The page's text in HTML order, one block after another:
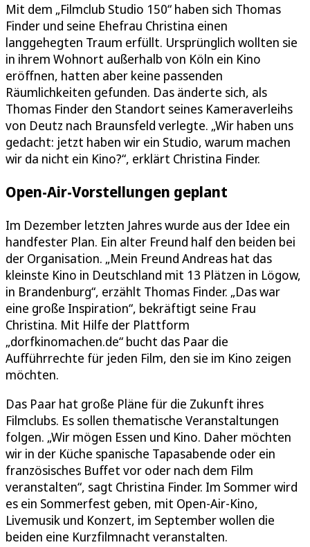
Mit dem „Filmclub Studio 150“ haben sich Thomas
Finder und seine Ehefrau Christina einen
langgehegten Traum erfüllt. Ursprünglich wollten sie
in ihrem Wohnort außerhalb von Köln ein Kino
eröffnen, hatten aber keine passenden
Räumlichkeiten gefunden. Das änderte sich, als
Thomas Finder den Standort seines Kameraverleihs
von Deutz nach Braunsfeld verlegte. „Wir haben uns
gedacht: jetzt haben wir ein Studio, warum machen
wir da nicht ein Kino?“, erklärt Christina Finder.
Open-Air-Vorstellungen geplant
Im Dezember letzten Jahres wurde aus der Idee ein
handfester Plan. Ein alter Freund half den beiden bei
der Organisation. „Mein Freund Andreas hat das
kleinste Kino in Deutschland mit 13 Plätzen in Lögow,
in Brandenburg“, erzählt Thomas Finder. „Das war
eine große Inspiration“, bekräftigt seine Frau
Christina. Mit Hilfe der Plattform
„dorfkinomachen.de“ bucht das Paar die
Aufführrechte für jeden Film, den sie im Kino zeigen
möchten.
Das Paar hat große Pläne für die Zukunft ihres
Filmclubs. Es sollen thematische Veranstaltungen
folgen. „Wir mögen Essen und Kino. Daher möchten
wir in der Küche spanische Tapasabende oder ein
französisches Buffet vor oder nach dem Film
veranstalten“, sagt Christina Finder. Im Sommer wird
es ein Sommerfest geben, mit Open-Air-Kino,
Livemusik und Konzert, im September wollen die
beiden eine Kurzfilmnacht veranstalten.